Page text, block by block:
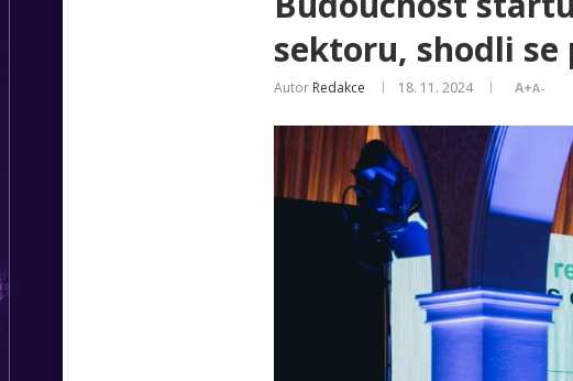
sektoru, shodli
Autor Redakce 18. 11. 2024 A+A-